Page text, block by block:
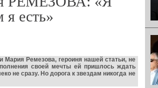
я есть»
Мария Ремезова, героиня нашей статьи, не
своей мечты ей пришлось ждать
не сразу. Но дорога к звездам никогда не